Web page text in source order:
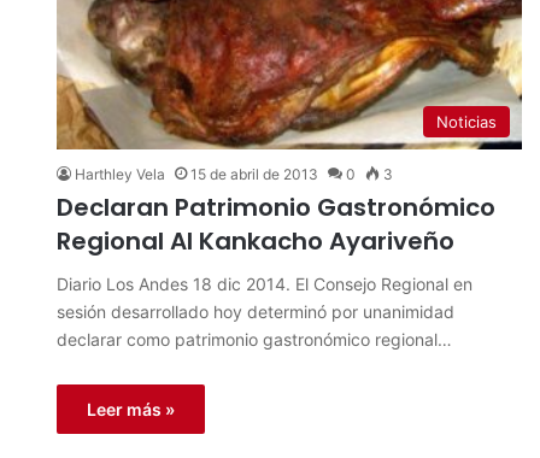
Noticias
Harthley Vela 15 de abril de 2013 0 3
Declaran Patrimonio Gastronómico
Regional Al Kankacho Ayariveño
Diario Los Andes 18 dic 2014. El Consejo Regional en
sesión desarrollado hoy determinó por unanimidad
declarar como patrimonio gastronómico regional…
Leer más »